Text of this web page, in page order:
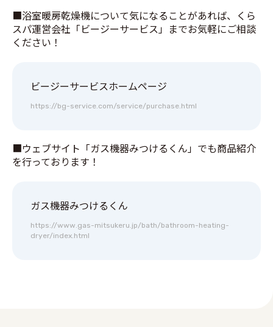
■浴室暖房乾燥機について気になることがあれば、くら
スパ運営会社「ビージーサービス」までお気軽にご相談
ください！
ビージーサービスホームページ
https://bg-service.com/service/purchase.html
■ウェブサイト「ガス機器みつけるくん」でも商品紹介
を行っております！
ガス機器みつけるくん
https://www.gas-mitsukeru.jp/bath/bathroom-heating-
dryer/index.html